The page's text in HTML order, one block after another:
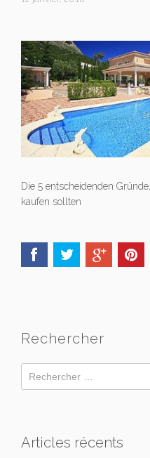
Die 5 entscheidenden
kaufen sollten
Rechercher
Articles récents